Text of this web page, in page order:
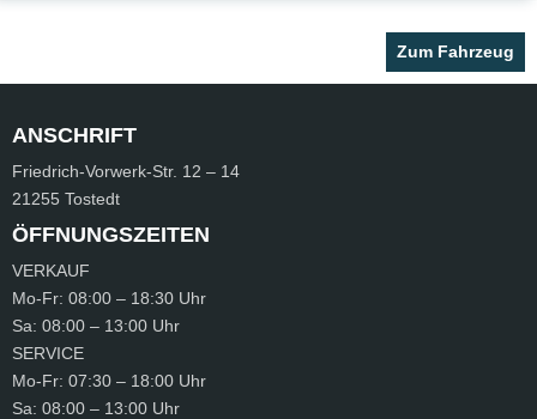
Zum Fahrzeug
Zum Fahrzeug
Zum Fahrzeug
Zum Fahrzeug
Zum Fahrzeug
Zum Fahrzeug
Zum Fahrzeug
ANSCHRIFT
Friedrich-Vorwerk-Str. 12 – 14
21255 Tostedt
ÖFFNUNGSZEITEN
VERKAUF
Mo-Fr: 08:00 – 18:30 Uhr
Sa: 08:00 – 13:00 Uhr
SERVICE
Mo-Fr: 07:30 – 18:00 Uhr
Sa: 08:00 – 13:00 Uhr